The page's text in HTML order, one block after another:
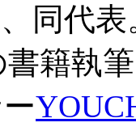
同代
書籍執